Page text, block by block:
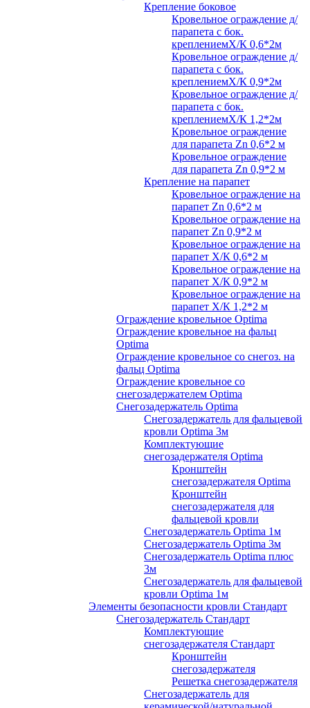
Крепление боковое
Кровельное ограждение д/
парапета с бок.
креплениемХ/К 0,6*2м
Кровельное ограждение д/
парапета с бок.
креплениемХ/К 0,9*2м
Кровельное ограждение д/
парапета с бок.
креплениемХ/К 1,2*2м
Кровельное ограждение
для парапета Zn 0,6*2 м
Кровельное ограждение
для парапета Zn 0,9*2 м
Крепление на парапет
Кровельное ограждение на
парапет Zn 0,6*2 м
Кровельное ограждение на
парапет Zn 0,9*2 м
Кровельное ограждение на
парапет Х/К 0,6*2 м
Кровельное ограждение на
парапет Х/К 0,9*2 м
Кровельное ограждение на
парапет Х/К 1,2*2 м
Ограждение кровельное Optima
Ограждение кровельное на фальц
Optima
Ограждение кровельное со снегоз. на
фальц Optima
Ограждение кровельное со
снегозадержателем Optima
Снегозадержатель Optima
Снегозадержатель для фальцевой
кровли Optima 3м
Комплектующие
снегозадержателя Optima
Кронштейн
снегозадержателя Optima
Кронштейн
снегозадержателя для
фальцевой кровли
Снегозадержатель Optima 1м
Снегозадержатель Optima 3м
Снегозадержатель Optima плюс
3м
Снегозадержатель для фальцевой
кровли Optima 1м
Элементы безопасности кровли Стандарт
Снегозадержатель Стандарт
Комплектующие
снегозадержателя Стандарт
Кронштейн
снегозадержателя
Решетка снегозадержателя
Снегозадержатель для